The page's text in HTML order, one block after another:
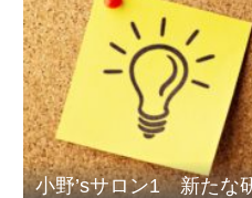
小野’sサロン1 新たな